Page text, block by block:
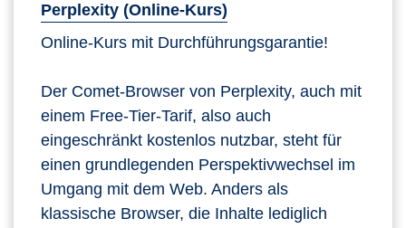
Perplexity (Online-Kurs)
Online-Kurs mit Durchführungsgarantie!
Der Comet‑Browser von Perplexity, auch mit
einem Free-Tier-Tarif, also auch
eingeschränkt kostenlos nutzbar, steht für
einen grundlegenden Perspektivwechsel im
Umgang mit dem Web. Anders als
klassische Browser, die Inhalte lediglich